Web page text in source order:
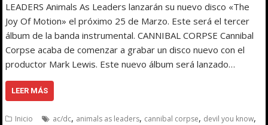
LEADERS Animals As Leaders lanzarán su nuevo disco «The
Joy Of Motion» el próximo 25 de Marzo. Este será el tercer
álbum de la banda instrumental. CANNIBAL CORPSE Cannibal
Corpse acaba de comenzar a grabar un disco nuevo con el
productor Mark Lewis. Este nuevo álbum será lanzado…
LEER MÁS
Inicio ac/dc, animals as leaders, cannibal corpse, devil you know,